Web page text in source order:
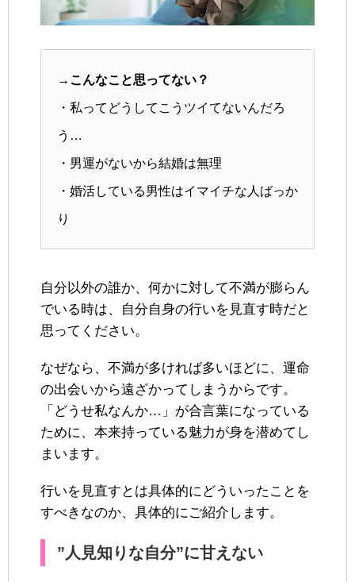
→こんなこと思ってない？
・私ってどうしてこうツイてないんだろ
う…
・男運がないから結婚は無理
・婚活している男性はイマイチな人ばっか
り
自分以外の誰か、何かに対して不満が膨らん
でいる時は、自分自身の行いを見直す時だと
思ってください。
なぜなら、不満が多ければ多いほどに、運命
の出会いから遠ざかってしまうからです。
「どうせ私なんか…」が合言葉になっている
ために、本来持っている魅力が身を潜めてし
まいます。
行いを見直すとは具体的にどういったことを
すべきなのか、具体的にご紹介します。
”人見知りな自分”に甘えない